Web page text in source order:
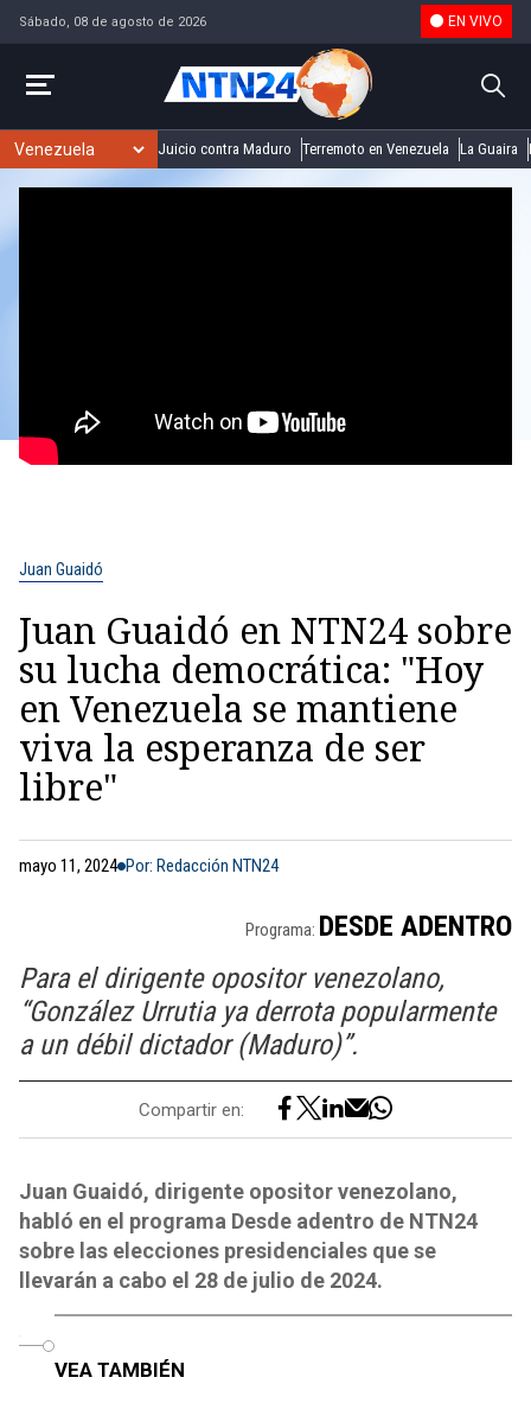
Sábado, 08 de agosto de 2026 EN VIVO
Juicio contra Maduro Terremoto en Venezuela La Guaira
Juan Guaidó
Juan Guaidó en NTN24 sobre
su lucha democrática: "Hoy
en Venezuela se mantiene
viva la esperanza de ser
libre"
mayo 11, 2024 Por: Redacción NTN24
Programa: DESDE ADENTRO
Para el dirigente opositor venezolano,
“González Urrutia ya derrota popularmente
a un débil dictador (Maduro)”.
Compartir en:
Juan Guaidó, dirigente opositor venezolano,
habló en el programa Desde adentro de NTN24
sobre las elecciones presidenciales que se
llevarán a cabo el 28 de julio de 2024.
VEA TAMBIÉN